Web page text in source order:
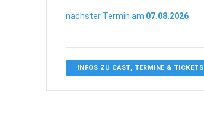
nächster Termin am 07.08.2026
INFOS ZU CAST, TERMINE & TICKETS